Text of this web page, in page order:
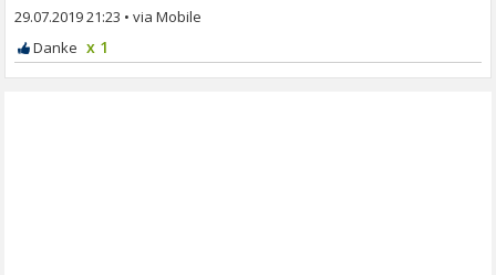
29.07.2019 21:23 •
x 1